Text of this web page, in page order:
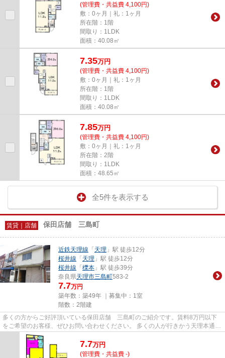
(管理費・共益費 4,100円)
敷：0ヶ月｜礼：1ヶ月
所在階：1階
間取り：1LDK
面積：40.08㎡
7.35万円
(管理費・共益費 4,100円)
敷：0ヶ月｜礼：1ヶ月
所在階：1階
間取り：1LDK
面積：40.08㎡
7.85万円
(管理費・共益費 4,100円)
敷：0ヶ月｜礼：1ヶ月
所在階：2階
間取り：1LDK
面積：48.65㎡
全5件を表示する
賃貸｜店舗 保田店舗 三島町
近鉄天理線 「 天理 」駅 徒歩12分
桜井線 「 天理 」駅 徒歩12分
桜井線 「 櫟本 」駅 徒歩39分
奈良県天理市三島町583-2
7.7万円
築年数：築49年 ｜募集中： 1室
階数：2階建
多くの方からご好評頂いている保田店舗 三島町のご紹介です。賃料8万円以下
をご希望のお客様、ぜひお問い合わせください。 多くの人が行きかう天理本通商
店街にも30ｍでアクセス可能。
7.7万円
(管理費・共益費 -)